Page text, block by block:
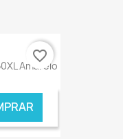
€ ONLINE
Amarelo
favorite_border